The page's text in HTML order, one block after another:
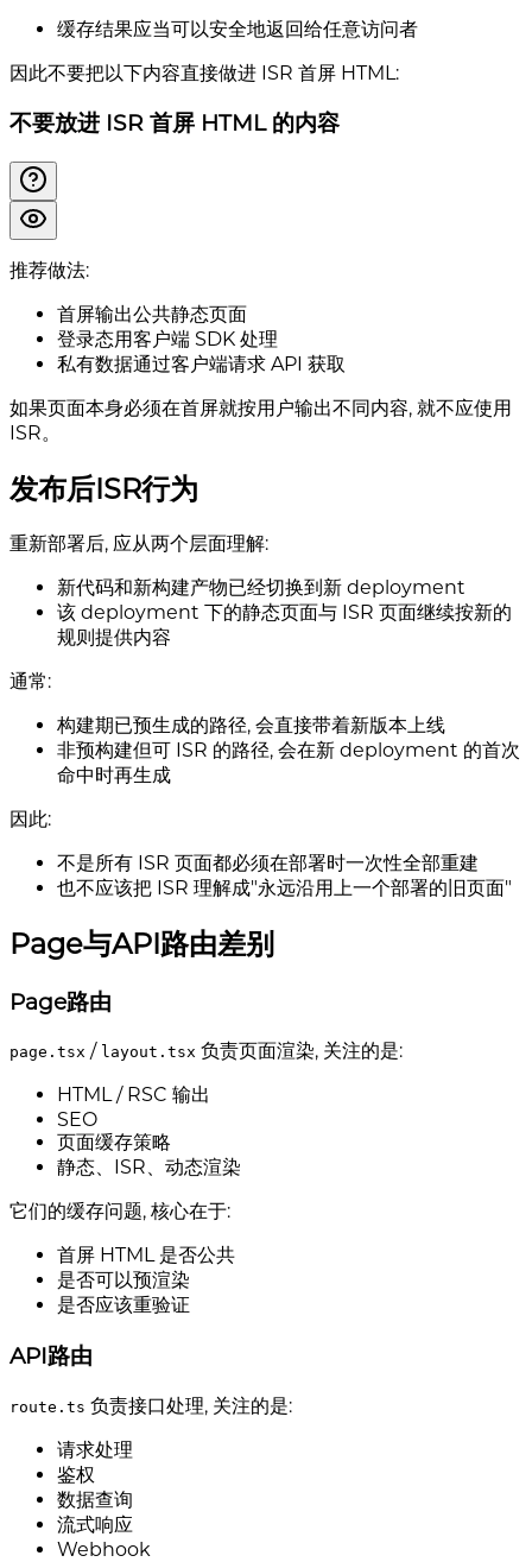
缓存结果应当可以安全地返回给任意访问者
因此不要把以下内容直接做进 ISR 首屏 HTML:
不要放进 ISR 首屏 HTML 的内容
推荐做法:
首屏输出公共静态页面
登录态用客户端 SDK 处理
私有数据通过客户端请求 API 获取
如果页面本身必须在首屏就按用户输出不同内容, 就不应使用
ISR。
发布后ISR行为
重新部署后, 应从两个层面理解:
新代码和新构建产物已经切换到新 deployment
该 deployment 下的静态页面与 ISR 页面继续按新的
规则提供内容
通常:
构建期已预生成的路径, 会直接带着新版本上线
非预构建但可 ISR 的路径, 会在新 deployment 的首次
命中时再生成
因此:
不是所有 ISR 页面都必须在部署时一次性全部重建
也不应该把 ISR 理解成"永远沿用上一个部署的旧页面"
Page与API路由差别
Page路由
page.tsx / layout.tsx 负责页面渲染, 关注的是:
HTML / RSC 输出
SEO
页面缓存策略
静态、ISR、动态渲染
它们的缓存问题, 核心在于:
首屏 HTML 是否公共
是否可以预渲染
是否应该重验证
API路由
route.ts 负责接口处理, 关注的是:
请求处理
鉴权
数据查询
流式响应
Webhook